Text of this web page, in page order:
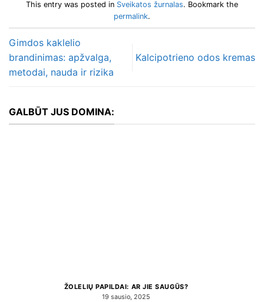
This entry was posted in Sveikatos žurnalas. Bookmark the
permalink.
Gimdos kaklelio
brandinimas: apžvalga,
metodai, nauda ir rizika
Kalcipotrieno odos kremas
GALBŪT JUS DOMINA:
ŽOLELIŲ PAPILDAI: AR JIE SAUGŪS?
19 sausio, 2025